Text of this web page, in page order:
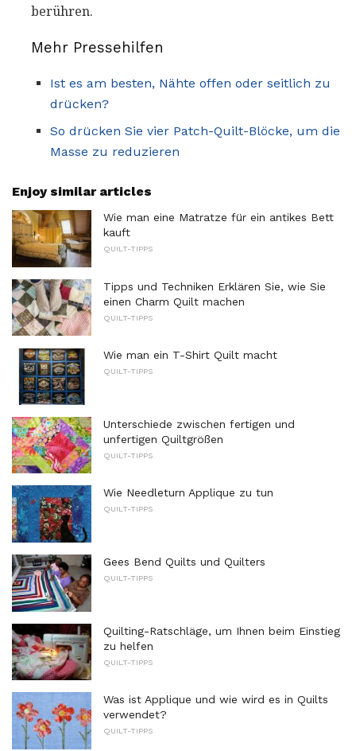
berühren.
Mehr Pressehilfen
Ist es am besten, Nähte offen oder seitlich zu
drücken?
So drücken Sie vier Patch-Quilt-Blöcke, um die
Masse zu reduzieren
Enjoy similar articles
Wie man eine Matratze für ein antikes Bett
kauft
QUILT-TIPPS
Tipps und Techniken Erklären Sie, wie Sie
einen Charm Quilt machen
QUILT-TIPPS
Wie man ein T-Shirt Quilt macht
QUILT-TIPPS
Unterschiede zwischen fertigen und
unfertigen Quiltgrößen
QUILT-TIPPS
Wie Needleturn Applique zu tun
QUILT-TIPPS
Gees Bend Quilts und Quilters
QUILT-TIPPS
Quilting-Ratschläge, um Ihnen beim Einstieg
zu helfen
QUILT-TIPPS
Was ist Applique und wie wird es in Quilts
verwendet?
QUILT-TIPPS